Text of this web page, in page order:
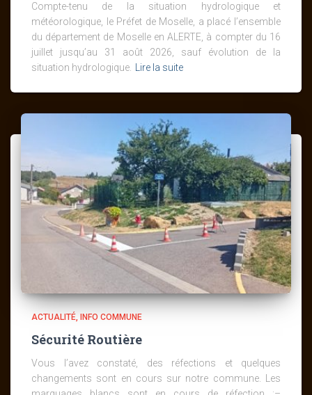
Compte-tenu de la situation hydrologique et
météorologique, le Préfet de Moselle, a placé l’ensemble
du département de Moselle en ALERTE, à compter du 16
juillet jusqu’au 31 août 2026, sauf évolution de la
situation hydrologique. Lire la suite
ACTUALITÉ INFO COMMUNE
Sécurité Routière
Vous l’avez constaté, des réfections et quelques
changements sont en cours sur notre commune. Les